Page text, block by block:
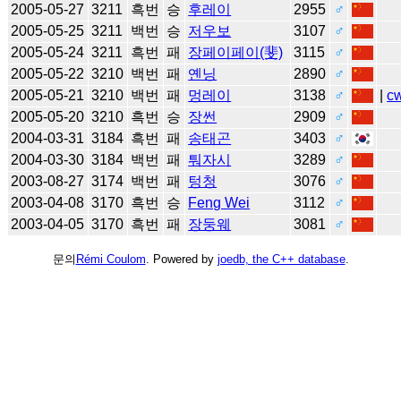
2005-05-27 3211 흑번 승 후레이 2955
♂
2005-05-25 3211 백번 승 저우보 3107
♂
2005-05-24 3211 흑번 패 장페이페이(斐) 3115
♂
2005-05-22 3210 백번 패 옌닝 2890
♂
2005-05-21 3210 백번 패 멍레이 3138 ♂ |
2005-05-20 3210 흑번 승 장썬 2909
♂
2004-03-31 3184 흑번 패 송태곤 3403
♂
2004-03-30 3184 백번 패 퉈자시 3289
♂
2003-08-27 3174 백번 패 텅청 3076
♂
2003-04-08 3170 흑번 승 Feng Wei 3112
♂
2003-04-05 3170 흑번 패 장둥웨 3081 ♂
문의 Rémi Coulom . Powered by joedb, the C++ database.